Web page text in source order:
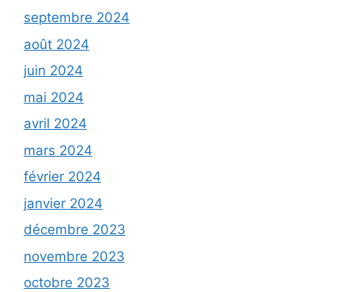
septembre 2024
août 2024
juin 2024
mai 2024
avril 2024
mars 2024
février 2024
janvier 2024
décembre 2023
novembre 2023
octobre 2023